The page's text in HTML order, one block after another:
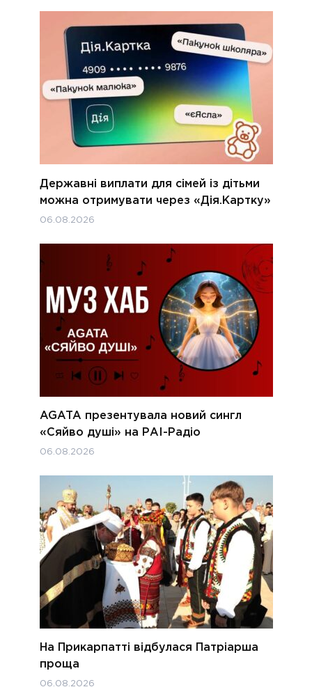
Державні виплати для сімей із дітьми
можна отримувати через «Дія.Картку»
06.08.2026
AGATA презентувала новий сингл
«Сяйво душі» на РАІ-Радіо
06.08.2026
На Прикарпатті відбулася Патріарша
проща
06.08.2026